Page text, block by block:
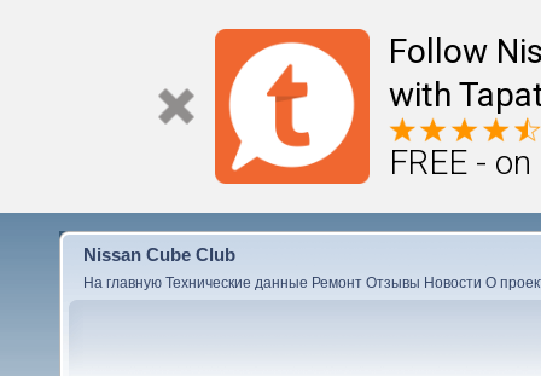
Follow
with
FREE -
Nissan Cube Club
На главную Технические данные Ремонт Отзывы Новости О